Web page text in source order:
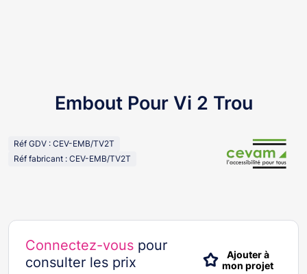
Embout Pour Vi 2 Trou
Réf GDV : CEV-EMB/TV2T
Réf fabricant : CEV-EMB/TV2T
Connectez-vous pour
consulter les prix
Ajouter à
mon projet